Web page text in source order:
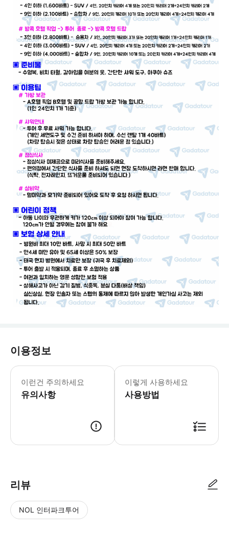
이용정보
이런건 주의하세요
유의사항
이용 안내✅️ 필독 ⚠️ ▶️파타야 출발 조
이렇게 사용하세요
사용방법
리뷰
NOL 인터파크투어